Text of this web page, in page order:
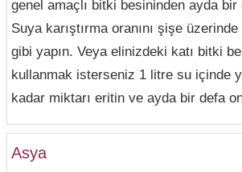
genel amaçlı bitki besininden ayda
Suya karıştırma oranını şişe
gibi yapın. Veya elinizdeki katı bitki
kullanmak isterseniz 1 litre su içinde
kadar miktarı eritin ve ayda bir defa
Asya